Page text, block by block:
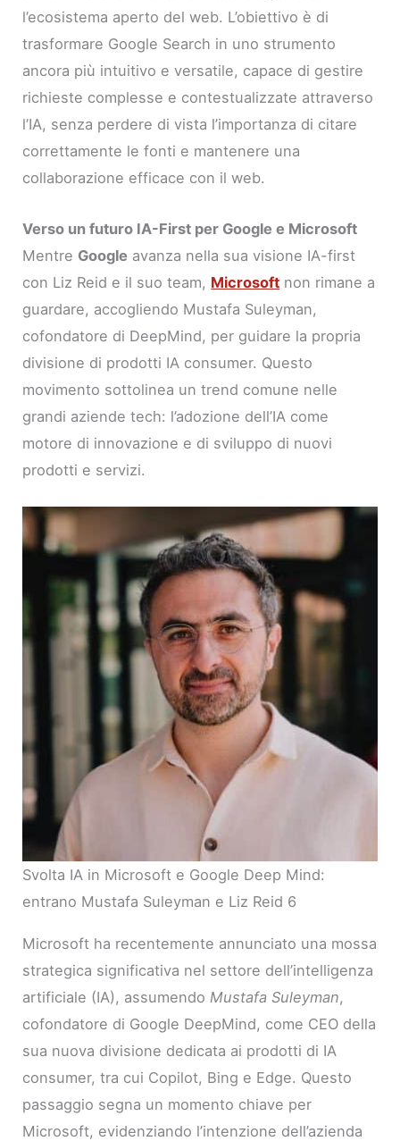
l’ecosistema aperto del web. L’obiettivo è di
trasformare Google Search in uno strumento
ancora più intuitivo e versatile, capace di gestire
richieste complesse e contestualizzate attraverso
l’IA, senza perdere di vista l’importanza di citare
correttamente le fonti e mantenere una
collaborazione efficace con il web.
Verso un futuro IA-First per Google e Microsoft
Mentre Google avanza nella sua visione IA-first
con Liz Reid e il suo team, Microsoft non rimane a
guardare, accogliendo Mustafa Suleyman,
cofondatore di DeepMind, per guidare la propria
divisione di prodotti IA consumer. Questo
movimento sottolinea un trend comune nelle
grandi aziende tech: l’adozione dell’IA come
motore di innovazione e di sviluppo di nuovi
prodotti e servizi.
Svolta IA in Microsoft e Google Deep Mind:
entrano Mustafa Suleyman e Liz Reid 6
Microsoft ha recentemente annunciato una mossa
strategica significativa nel settore dell’intelligenza
artificiale (IA), assumendo Mustafa Suleyman,
cofondatore di Google DeepMind, come CEO della
sua nuova divisione dedicata ai prodotti di IA
consumer, tra cui Copilot, Bing e Edge. Questo
passaggio segna un momento chiave per
Microsoft, evidenziando l’intenzione dell’azienda